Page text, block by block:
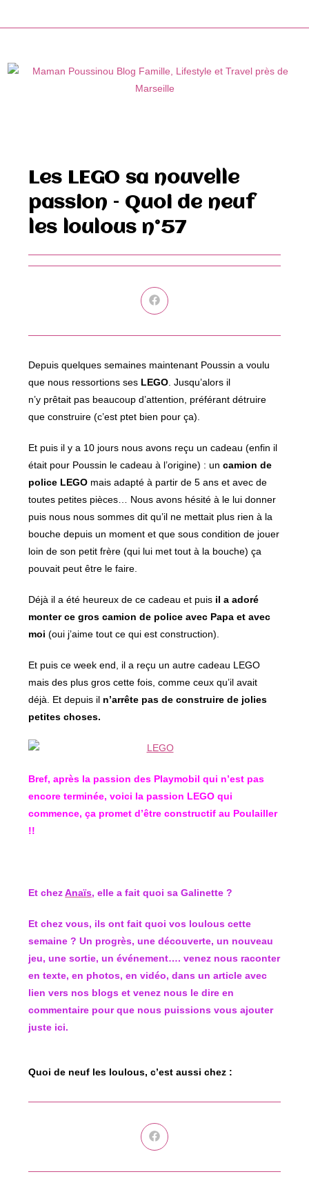
Les LEGO sa nouvelle
passion – Quoi de neuf
les loulous n°57
Ouvrir
dans
autre
Depuis quelques semaines maintenant Poussin a voulu
que nous ressortions ses LEGO . Jusqu’alors il
n’y prêtait pas beaucoup d’attention, préférant détruire
que construire (c’est ptet bien pour ça).
Et puis il y a 10 jours nous avons reçu un cadeau (enfin il
était pour Poussin le cadeau à l’origine) : uncamion de
police LEGO mais adapté à partir de 5 ans et avec de
toutes petites pièces… Nous avons hésité à le lui donner
puis nous nous sommes dit qu’il ne mettait plus rien à la
bouche depuis un moment et que sous condition de jouer
loin de son petit frère (qui lui met tout à la bouche) ça
pouvait peut être le faire.
Déjà il a été heureux de ce cadeau et puis il a adoré
monter ce gros camion de police avec Papa et avec
moi (oui j’aime tout ce qui est construction).
Et puis ce week end, il a reçu un autre cadeau LEGO
mais des plus gros cette fois, comme ceux qu’il avait
déjà. Et depuis il n’arrête pas de construire de jolies
petites choses.
Bref, après la passion des Playmobil qui n’est pas
encore terminée, voici la passion LEGO qui
commence, ça promet d’être constructif au Poulailler
!!
Et chezAnaïs, elle a fait quoi sa Galinette ?
Et chez vous, ils ont fait quoi vos loulous cette
semaine ? Un progrès, une découverte, un nouveau
jeu, une sortie, un événement…. venez nous raconter
en texte, en photos, en vidéo, dans un article avec
lien vers nos blogs et venez nous le dire en
commentaire pour que nous puissions vous ajouter
juste ici.
Quoi de neuf les loulous, c’est aussi chez :
Ouvrir
dans
autre